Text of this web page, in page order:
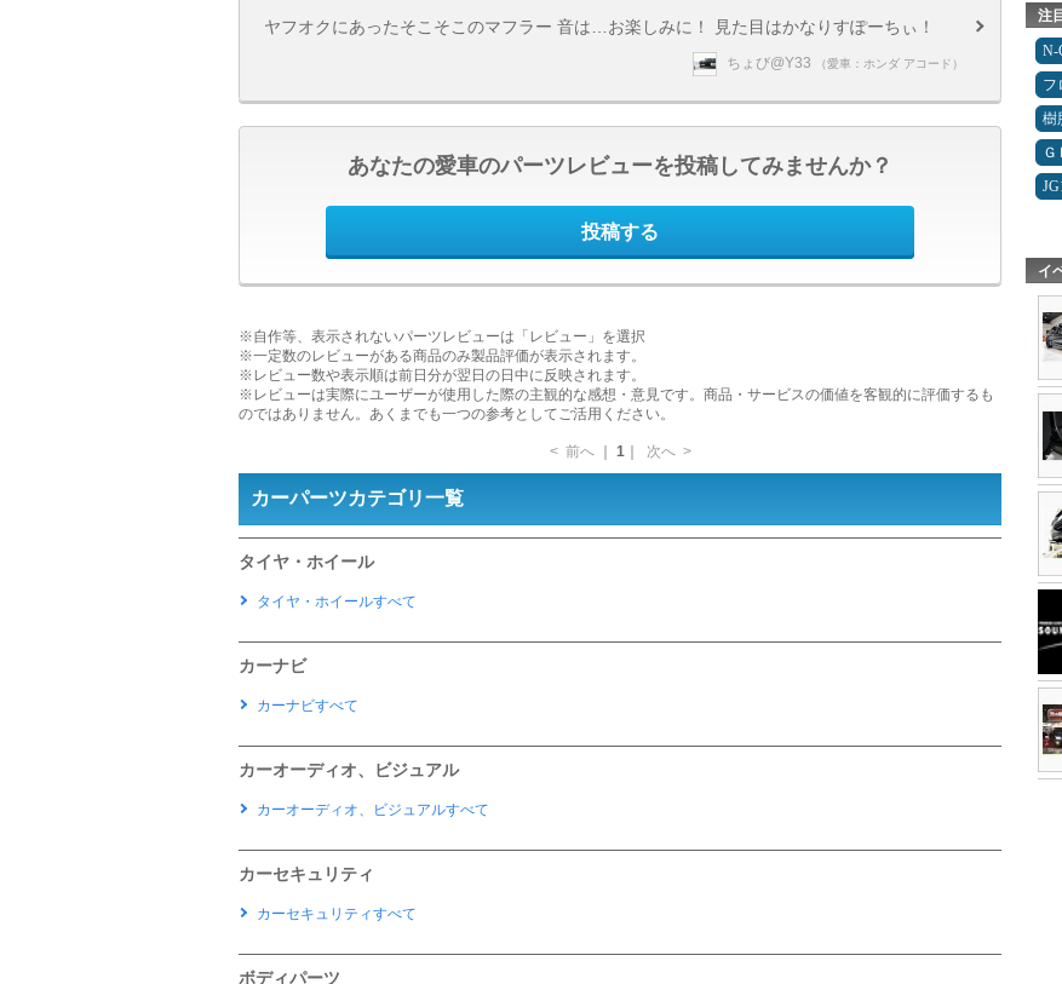
ヤフオクにあったそこそこのマフラー 音は…お楽しみに！ 見た目はかなりすぽーちぃ！
ちょび@Y33 （愛車：ホンダ アコード）
あなたの愛車のパーツレビューを投稿してみませんか？
投稿する
※自作等、表示されないパーツレビューは「レビュー」を選択
※一定数のレビューがある商品のみ製品評価が表示されます。
※レビュー数や表示順は前日分が翌日の日中に反映されます。
※レビューは実際にユーザーが使用した際の主観的な感想・意見です。商品・サービスの価値を客観的に評価するも
のではありません。あくまでも一つの参考としてご活用ください。
< 前へ 1｜ 次へ >
カーパーツカテゴリ一覧
タイヤ・ホイール
タイヤ・ホイールすべて
カーナビ
カーナビすべて
カーオーディオ、ビジュアル
カーオーディオ、ビジュアルすべて
カーセキュリティ
カーセキュリティすべて
ボディパーツ
注
N-
フ
樹
Ｇ
イ